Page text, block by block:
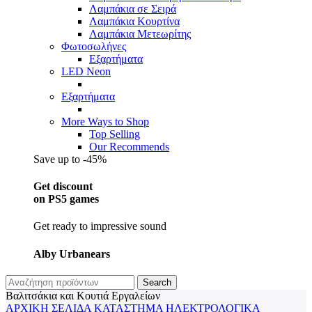
Λαμπάκια σε Σειρά
Λαμπάκια Κουρτίνα
Λαμπάκια Μετεωρίτης
Φωτοσωλήνες
Εξαρτήματα
LED Neon
Εξαρτήματα
More Ways to Shop
Top Selling
Our Recommends
Save up to -45%
Get discount
on PS5 games
Get ready to impressive sound
Alby Urbanears
Search
Βαλιτσάκια και Κουτιά Εργαλείων
ΑΡΧΙΚΉ ΣΕΛΊΔΑ ΚΑΤΆΣΤΗΜΑ ΗΛΕΚΤΡΟΛΟΓΙΚΆ